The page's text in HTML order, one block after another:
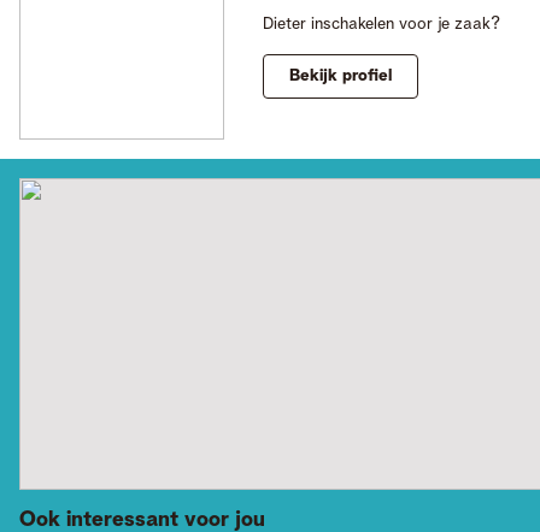
Dieter inschakelen voor je zaak?
Bekijk profiel
Ook interessant voor jou